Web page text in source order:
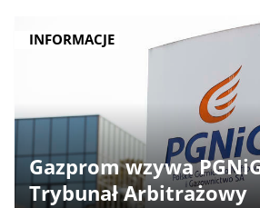
INFORMACJE
Gazprom wzywa
Trybunał Arbitrażowy